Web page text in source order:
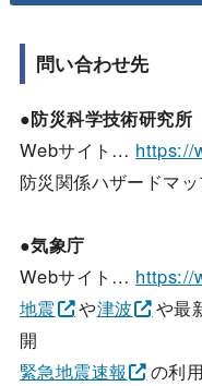
問い合わせ先
●防災科学技術研究所
Webサイト… https://
防災関係ハザードマ
●気象庁
Webサイト… https://
地震
や津波 や最
開
緊急地震速報
の利